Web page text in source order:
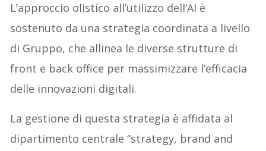
L’approccio olistico all’utilizzo dell’AI è
sostenuto da una strategia coordinata a livello
di Gruppo, che allinea le diverse strutture di
front e back office per massimizzare l’efficacia
delle innovazioni digitali.
La gestione di questa strategia è affidata al
dipartimento centrale “strategy, brand and